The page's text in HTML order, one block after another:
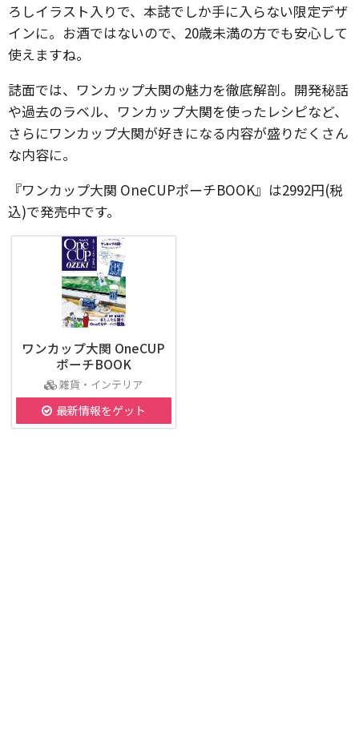
ろしイラスト入りで、本誌でしか手に入らない限定デザ
インに。お酒ではないので、20歳未満の方でも安心して
使えますね。
誌面では、ワンカップ大関の魅力を徹底解剖。開発秘話
や過去のラベル、ワンカップ大関を使ったレシピなど、
さらにワンカップ大関が好きになる内容が盛りだくさん
な内容に。
『ワンカップ大関 OneCUPポーチBOOK』は2992円(税
込)で発売中です。
ワンカップ大関 OneCUP
ポーチBOOK
雑貨・インテリア
最新情報をゲット